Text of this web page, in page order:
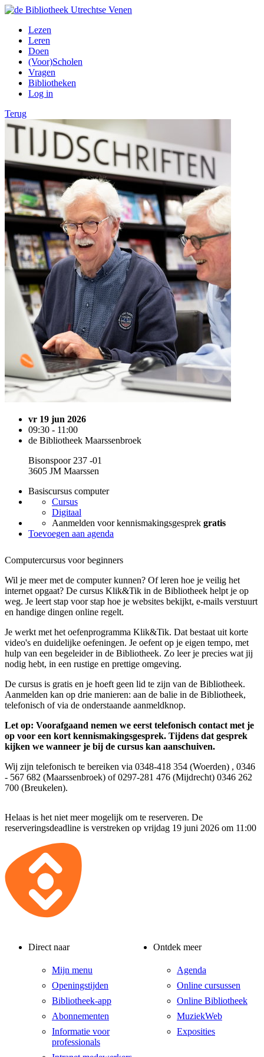
Lezen
Leren
Doen
(Voor)Scholen
Vragen
Bibliotheken
Log in
Terug
vr 19 jun 2026
09:30 - 11:00
de Bibliotheek Maarssenbroek
Bisonspoor 237 -01
3605 JM Maarssen
Basiscursus computer
Cursus
Digitaal
Aanmelden voor kennismakingsgesprek gratis
Toevoegen aan agenda
Computercursus voor beginners
Wil je meer met de computer kunnen? Of leren hoe je veilig het
internet opgaat? De cursus Klik&Tik in de Bibliotheek helpt je op
weg. Je leert stap voor stap hoe je websites bekijkt, e-mails verstuurt
en handige dingen online regelt.
Je werkt met het oefenprogramma Klik&Tik. Dat bestaat uit korte
video's en duidelijke oefeningen. Je oefent op je eigen tempo, met
hulp van een begeleider in de Bibliotheek. Zo leer je precies wat jij
nodig hebt, in een rustige en prettige omgeving.
De cursus is gratis en je hoeft geen lid te zijn van de Bibliotheek.
Aanmelden kan op drie manieren: aan de balie in de Bibliotheek,
telefonisch of via de onderstaande aanmeldknop.
Let op: Voorafgaand nemen we eerst telefonisch contact met je
op voor een kort kennismakingsgesprek. Tijdens dat gesprek
kijken we wanneer je bij de cursus kan aanschuiven.
Wij zijn telefonisch te bereiken via 0348-418 354 (Woerden) , 0346
- 567 682 (Maarssenbroek) of 0297-281 476 (Mijdrecht) 0346 262
700 (Breukelen).
Helaas is het niet meer mogelijk om te reserveren. De
reserveringsdeadline is verstreken op vrijdag 19 juni 2026 om 11:00
Direct naar
Mijn menu
Openingstijden
Bibliotheek-app
Abonnementen
Informatie voor
professionals
Ontdek meer
Agenda
Online cursussen
Online Bibliotheek
MuziekWeb
Exposities